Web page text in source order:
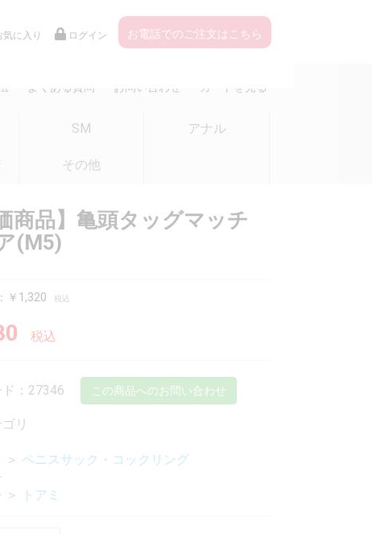
気に入り ログイン お電話でのご注文はこちら
よくある質問 お問い合わせ カートを見る
SM アナル
その他
商品】亀頭タッグマッチ
(M5)
￥1,320 税込
税込
：27346 この商品へのお問い合わせ
リ
＞ ペニスサック・コックリング
＞ トアミ